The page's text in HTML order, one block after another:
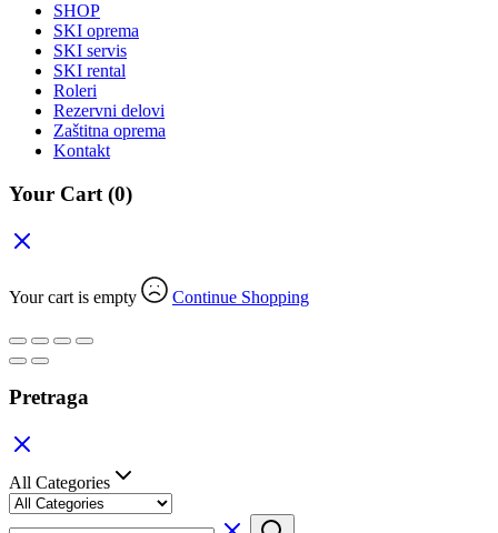
SHOP
SKI oprema
SKI servis
SKI rental
Roleri
Rezervni delovi
Zaštitna oprema
Kontakt
Your Cart (0)
Your cart is empty Continue Shopping
Pretraga
All Categories